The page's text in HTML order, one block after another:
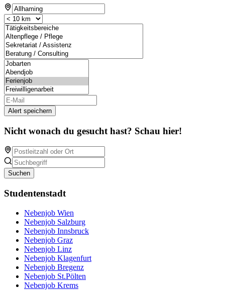
Alert speichern
Nicht wonach du gesucht hast? Schau hier!
Suchen
Studentenstadt
Nebenjob Wien
Nebenjob Salzburg
Nebenjob Innsbruck
Nebenjob Graz
Nebenjob Linz
Nebenjob Klagenfurt
Nebenjob Bregenz
Nebenjob St.Pölten
Nebenjob Krems